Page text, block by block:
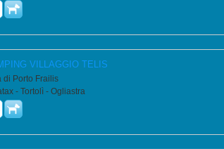
VILLAGGIO TELIS
di Porto Frailis
- Tortolì - Ogliastra